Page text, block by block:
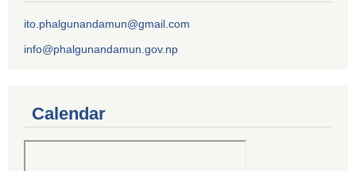
ito.phalgunandamun@gmail.com
info@phalgunandamun.gov.np
Calendar